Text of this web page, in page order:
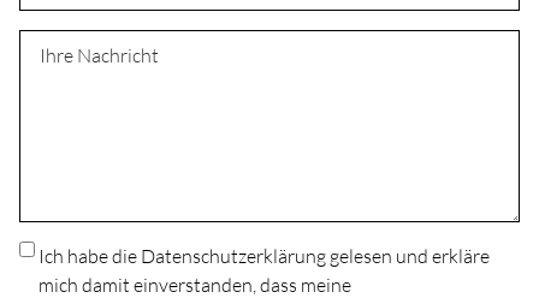
Ich habe die Datenschutzerklärung gelesen und erkläre
mich damit einverstanden, dass meine